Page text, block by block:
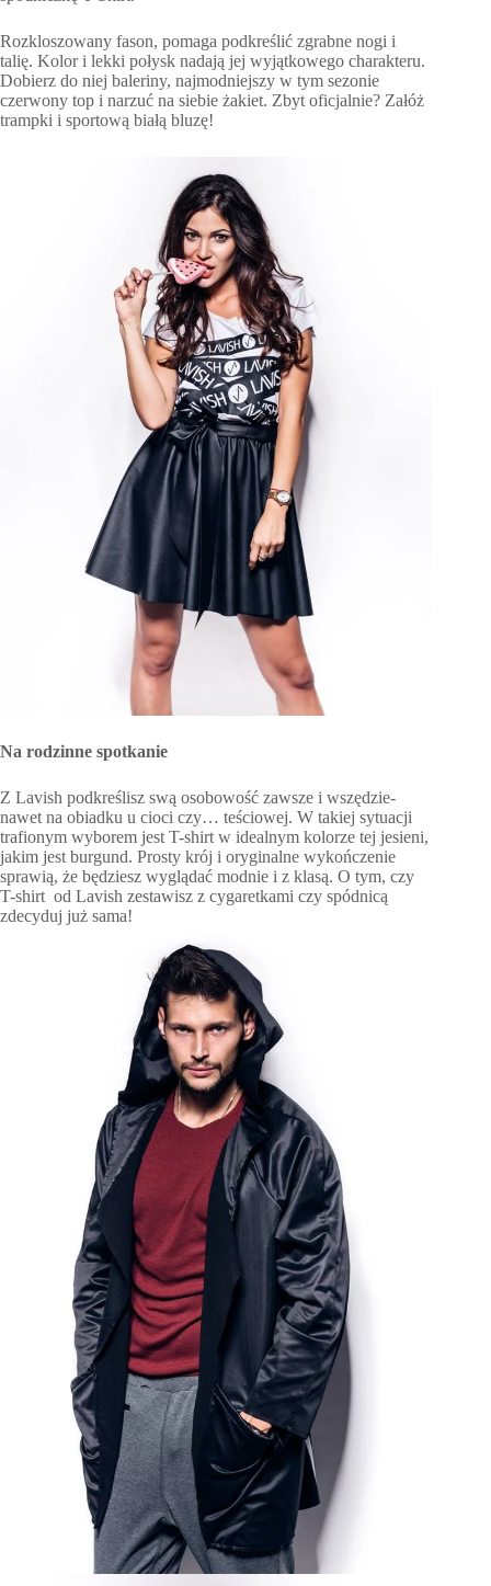
Rozkloszowany fason, pomaga podkreślić zgrabne nogi i
talię. Kolor i lekki połysk nadają jej wyjątkowego charakteru.
Dobierz do niej baleriny, najmodniejszy w tym sezonie
czerwony top i narzuć na siebie żakiet. Zbyt oficjalnie? Załóż
trampki i sportową białą bluzę!
Na rodzinne spotkanie
Z Lavish podkreślisz swą osobowość zawsze i wszędzie-
nawet na obiadku u cioci czy… teściowej. W takiej sytuacji
trafionym wyborem jest T-shirt w idealnym kolorze tej jesieni,
jakim jest burgund. Prosty krój i oryginalne wykończenie
sprawią, że będziesz wyglądać modnie i z klasą. O tym, czy
T-shirt od Lavish zestawisz z cygaretkami czy spódnicą
zdecyduj już sama!